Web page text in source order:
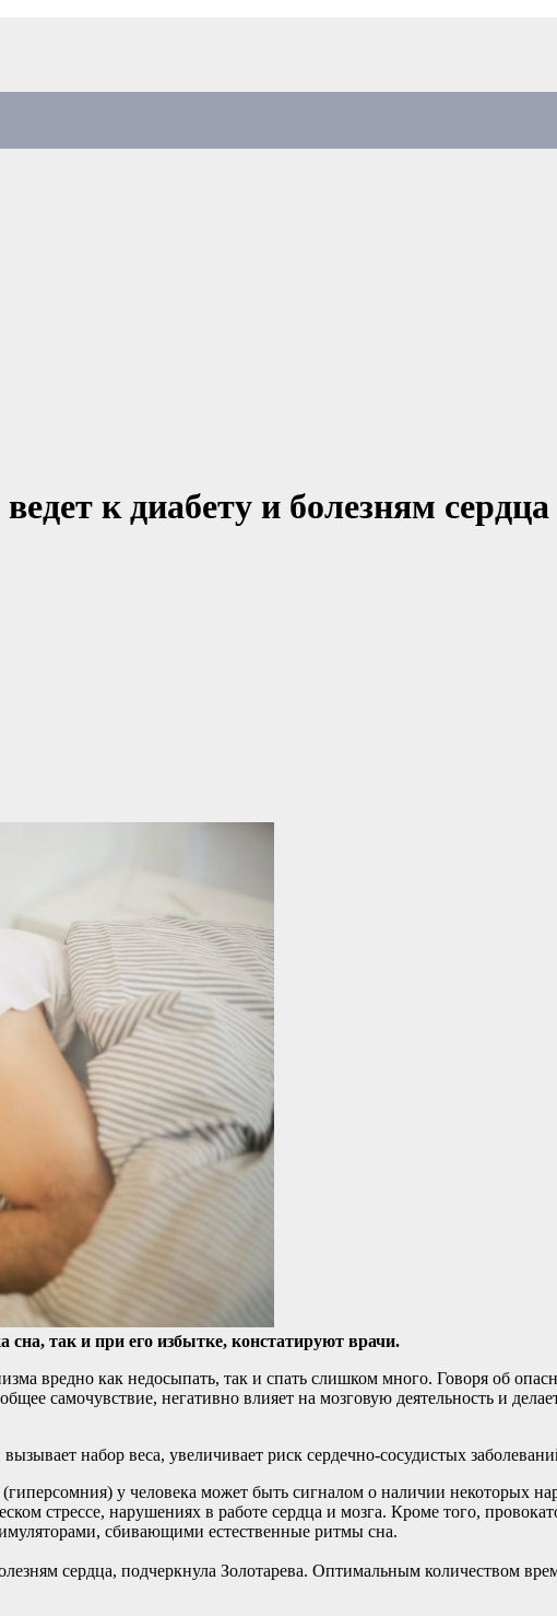
к диабету и болезням
сна, так и при его избытке, констатируют врачи.
вредно как недосыпать, так и спать слишком много. Говоря об
самочувствие, негативно влияет на мозговую деятельность и
набор веса, увеличивает риск сердечно-сосудистых
у человека может быть сигналом о наличии некоторых
стрессе, нарушениях в работе сердца и мозга. Кроме того,
сбивающими естественные ритмы сна.
сердца, подчеркнула Золотарева. Оптимальным количеством